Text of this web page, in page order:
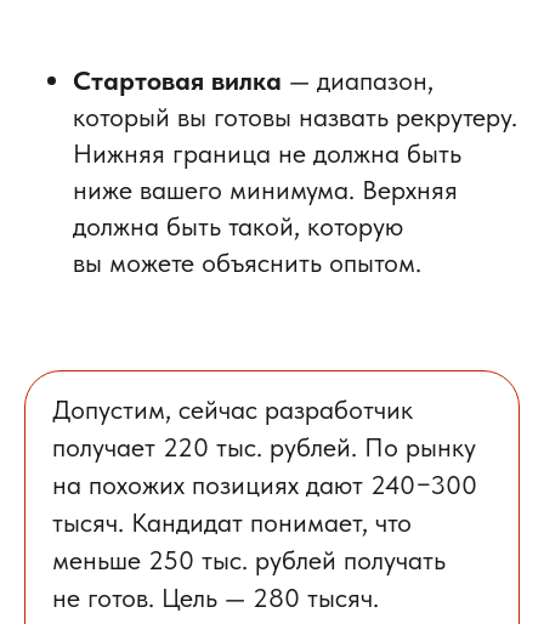
Стартовая вилка — диапазон,
который вы готовы назвать рекрутеру.
Нижняя граница не должна быть
ниже вашего минимума. Верхняя
должна быть такой, которую
вы можете объяснить опытом.
Допустим, сейчас разработчик
получает 220 тыс. рублей. По рынку
на похожих позициях дают 240−300
тысяч. Кандидат понимает, что
меньше 250 тыс. рублей получать
не готов. Цель — 280 тысяч.